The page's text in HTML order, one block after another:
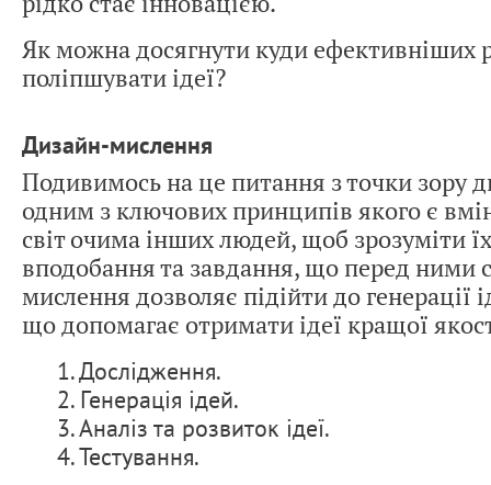
Як можна досягнути куди ефективніших
поліпшувати ідеї?
Дизайн-мислення
Подивимось на це питання з точки зору
одним з ключових принципів якого є
світ очима інших людей, щоб зрозуміти
вподобання та завдання, що перед ними
мислення дозволяє підійти до генерації
що допомагає отримати ідеї кращої
1. Дослідження.
2. Генерація ідей.
3. Аналіз та розвиток ідеї.
4. Тестування.